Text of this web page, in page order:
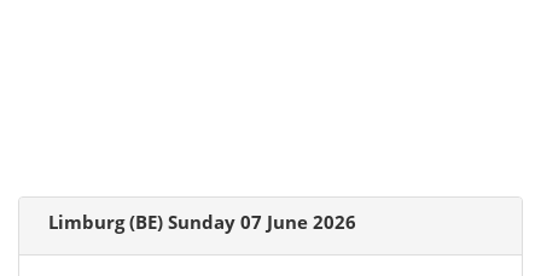
Limburg (BE) Sunday 07 June 2026